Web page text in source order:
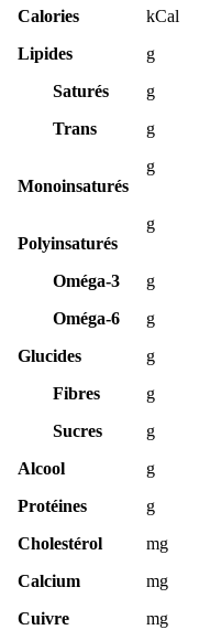
Calories
kCal
Lipides
g
Saturés
g
Trans
g
Monoinsaturés
g
Polyinsaturés
g
Oméga-3 g
Oméga-6
g
Glucides
g
Fibres
g
Sucres
g
Alcool
g
Protéines
g
Cholestérol
mg
Calcium
mg
Cuivre
mg